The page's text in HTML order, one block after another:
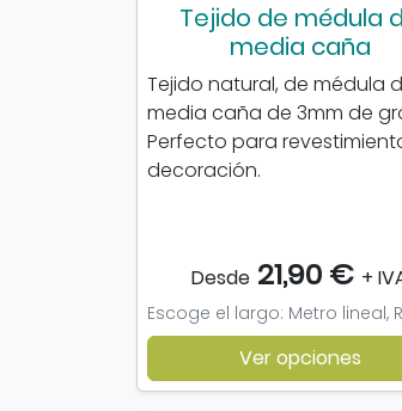
Tejido de médula
media caña
Tejido natural, de médula
media caña de 3mm de
Perfecto para
decoración.
Desde 21,90 € +
Ver opciones